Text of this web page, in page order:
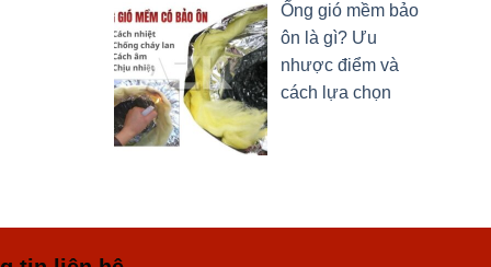
Ống gió mềm bảo
ôn là gì? Ưu
nhược điểm và
cách lựa chọn